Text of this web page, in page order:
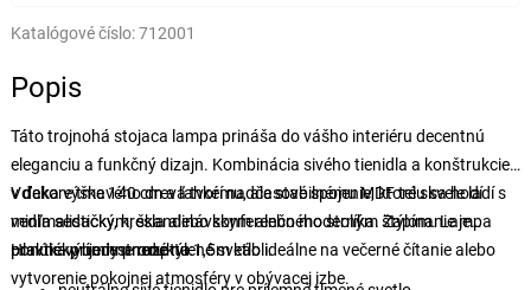
Katalógové číslo:712001
Popis
Táto trojnohá stojaca lampa prináša do vášho interiéru decentnú
eleganciu a funkčný dizajn. Kombinácia sivého tienidla a konštrukcie
v dekore tmavého dreva tvorí nadčasové spojenie, ktoré skvele ladí s
minimalistickým, škandinávskym alebo moderným štýlom. Lampa
ponúka príjemne rozptýlené svetlo ideálne na večerné čítanie alebo
vytvorenie pokojnej atmosféry v obývacej izbe.
Vďaka výške 140 cm a ľahkému, ale stabilnému MDF telu sa hodí
vedľa sedačky, kresla alebo konferenčného stolíka. Zapínanie je
prakticky umiestnené na 1,5m kábli.
Hlavné výhody produktu: